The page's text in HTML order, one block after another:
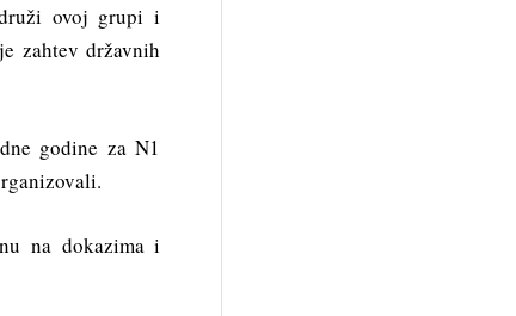
ovoj grupi i
zahtev državnih
godine za N1
na dokazima i